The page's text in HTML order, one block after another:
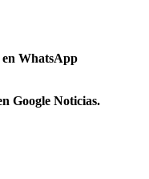
WhatsApp
Google Noticias.